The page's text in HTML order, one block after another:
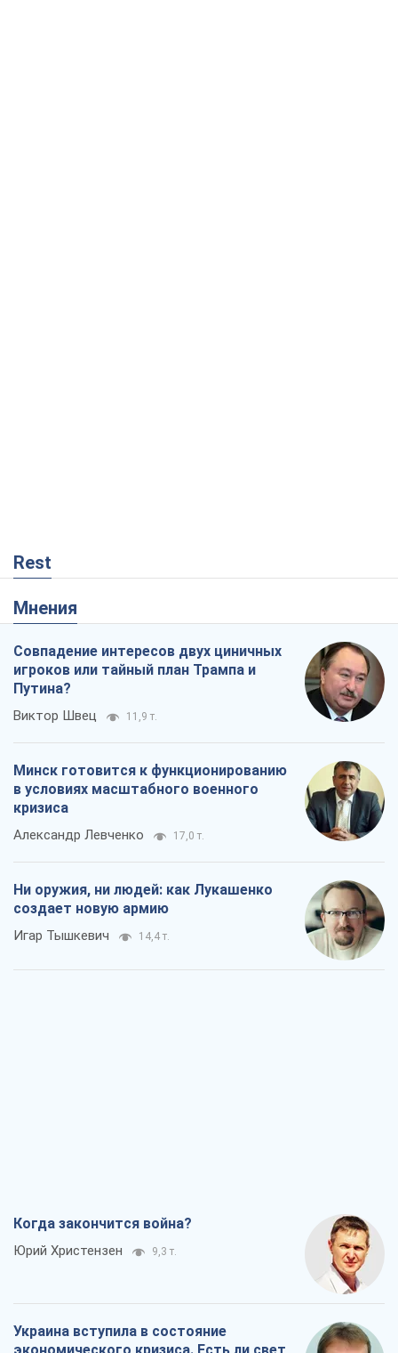
Rest
Мнения
Совпадение интересов двух циничных
игроков или тайный план Трампа и
Путина?
Виктор Швец 11,9 т.
Минск готовится к функционированию
в условиях масштабного военного
кризиса
Александр Левченко 17,0 т.
Ни оружия, ни людей: как Лукашенко
создает новую армию
Игар Тышкевич 14,4 т.
Когда закончится война?
Юрий Христензен 9,3 т.
Украина вступила в состояние